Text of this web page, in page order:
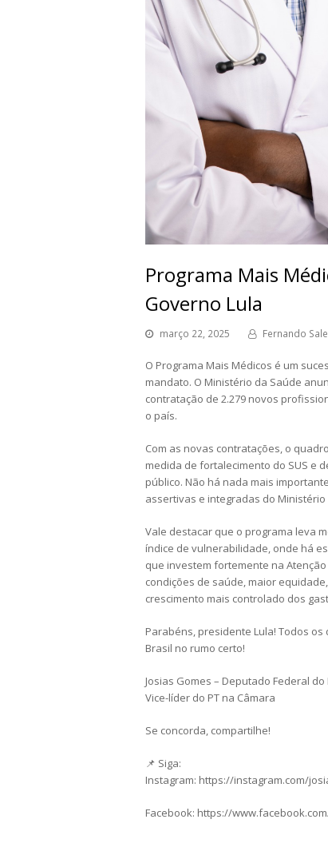
Programa Mais
Governo Lula
março 22, 2025 Fernando
O Programa Mais Médicos é um
mandato. O Ministério da Saúde
contratação de 2.279 novos
o país.
Com as novas contratações, o
medida de fortalecimento do SUS e
público. Não há nada mais
assertivas e integradas do Ministério
Vale destacar que o programa leva
índice de vulnerabilidade, onde há
que investem fortemente na
condições de saúde, maior
crescimento mais controlado dos
Parabéns, presidente Lula! Todos
Brasil no rumo certo!
Josias Gomes – Deputado Federal do
Vice-líder do PT na Câmara
Se concorda, compartilhe!
📌 Siga:
Instagram: https://instagram.com/
Facebook: https://